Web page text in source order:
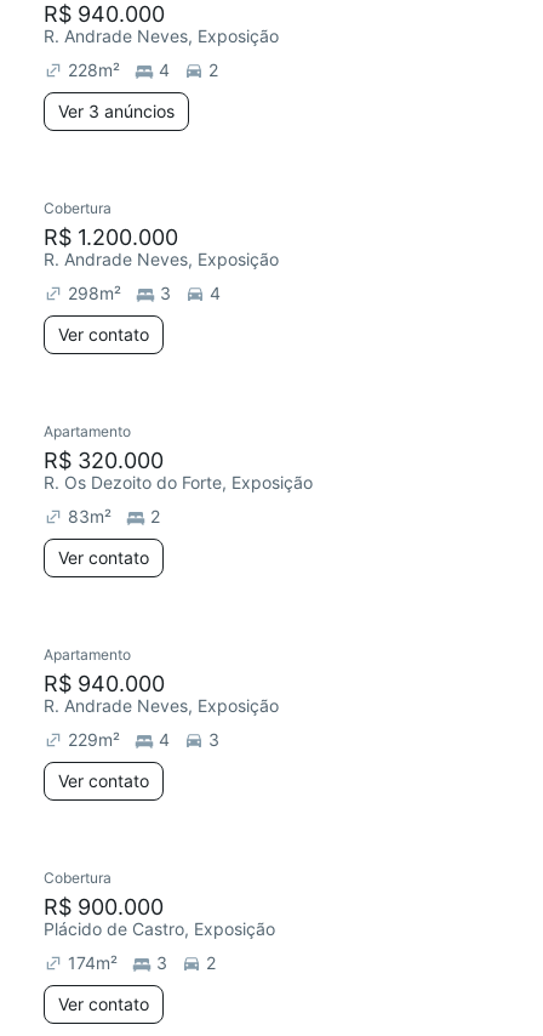
R$ 940.000
R. Andrade Neves, Exposição
228m² 4
2
Ver 3 anúncios
Redecorar
Cobertura
R$ 1.200.000
R. Andrade Neves, Exposição
298m² 3
4
Ver contato
Redecorar
Apartamento
R$ 320.000
R. Os Dezoito do Forte, Exposição
83m²
2
Ver contato
Chegou este mês
Apartamento
R$ 940.000
R. Andrade Neves, Exposição
229m² 4
3
Ver contato
Chegou este mês
Cobertura
R$ 900.000
Plácido de Castro, Exposição
174m² 3
2
Ver contato